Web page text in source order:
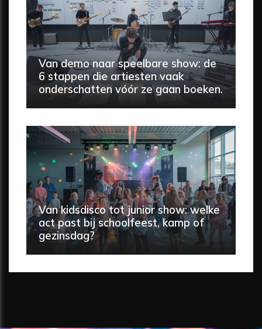
Van demo naar speelbare show: de
6 stappen die artiesten vaak
onderschatten vóór ze gaan boeken.
Van kidsdisco tot junior show: welke
act past bij schoolfeest, kamp of
gezinsdag?